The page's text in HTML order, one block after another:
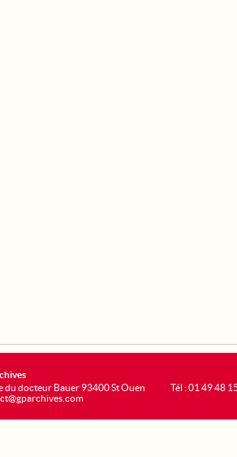
du docteur Bauer 93400 St Ouen
Tél : 01 49 48